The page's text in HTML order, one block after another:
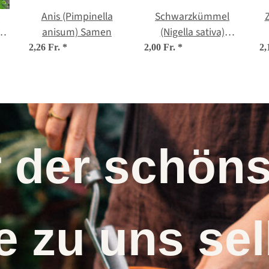
Anis (Pimpinella
anisum) Samen
2,26 Fr. *
Schwarzkümmel
(Nigella sativa)
Samen
2,00 Fr. *
der
zu uns